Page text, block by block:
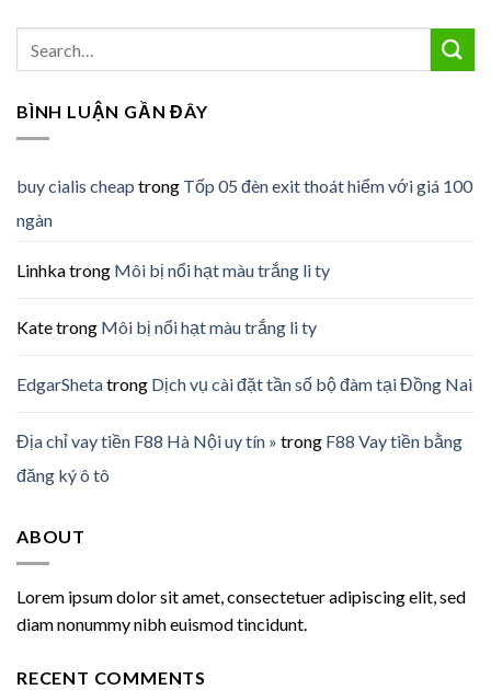
BÌNH LUẬN GẦN ĐÂY
buy cialis cheap trong Tốp 05 đèn exit thoát hiểm với giá 100
ngàn
Linhkatrong Môi bị nổi hạt màu trắng li ty
Katetrong Môi bị nổi hạt màu trắng li ty
EdgarShetatrong Dịch vụ cài đặt tần số bộ đàm tại Đồng Nai
Địa chỉ vay tiền F88 Hà Nội uy tín » trong F88 Vay tiền bằng
đăng ký ô tô
ABOUT
Lorem ipsum dolor sit amet, consectetuer adipiscing elit, sed
diam nonummy nibh euismod tincidunt.
RECENT COMMENTS